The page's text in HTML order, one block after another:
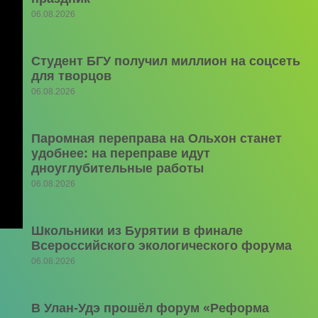
06.08.2026
Студент БГУ получил миллион на соцсеть
для творцов
06.08.2026
Паромная переправа на Ольхон станет
удобнее: на переправе идут
дноуглубительные работы
06.08.2026
Школьники из Бурятии в финале
Всероссийского экологического форума
06.08.2026
В Улан-Удэ прошёл форум «Реформа